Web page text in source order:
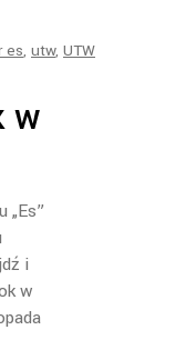
es, utw, UTW
w
„Es”
i
w